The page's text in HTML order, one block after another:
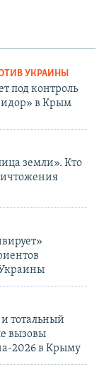
УКРАИНЫ
под контроль
в Крым
земли». Кто
Украины
тотальный
вызовы
2026 в Крыму